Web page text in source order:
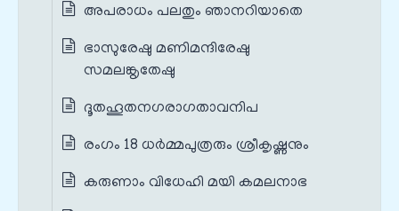
അപരാധം പലതും ഞാനറിയാതെ
ഭാസുരേഷു മണിമന്ദിരേഷു
സമലങ്കൃതേഷു
ദൂതഹൂതനഗരാഗതാവനിപ
രംഗം 18 ധർമ്മപുത്രരും ശ്രീകൃഷ്ണനും
കരുണാം വിധേഹി മയി കമലനാഭ